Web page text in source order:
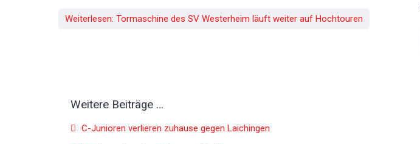
Weiterlesen: Tormaschine des SV Westerheim läuft weiter auf Hochtouren
Weitere Beiträge …
C-Junioren verlieren zuhause gegen Laichingen